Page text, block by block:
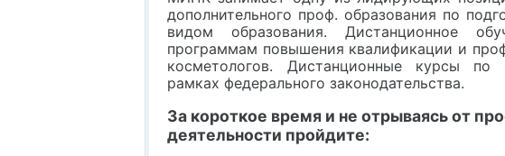
дополнительного проф. образования по
видом образования. Дистанционное
программам повышения квалификации и
косметологов. Дистанционные курсы по
рамках федерального законодательства.
За короткое время и не отрываясь от
деятельности пройдите: